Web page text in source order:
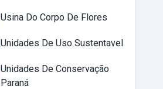
Usina Do Corpo De Flores
Unidades De Uso Sustentavel
Unidades De Conservação
Paraná